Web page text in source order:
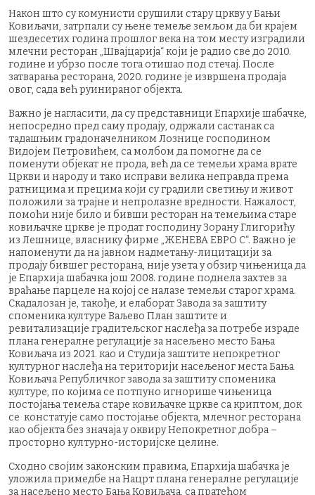
Након што су комунисти срушили стару цркву у Бањи
Ковиљачи, затрпали су њене темеље земљом да би крајем
шездесетих година прошлог века на том месту изградили
млечни ресторан „Швајцарија“ који је радио све до 2010.
године и убрзо после тога отишао под стечај. После
затварања ресторана, 2020. године је извршена продаја
овог, сада већ руинираног објекта.
‍Важно је нагласити, да су представници Епархије шабачке,
непосредно пред саму продају, одржали састанак са
тадашњим градоначелником Лознице господином
Видојем Петровићем, са молбом да помогне да се
поменути објекат не прода, већ да се темељи храма врате
Цркви и народу и тако исправи велика неправда према
ратницима и прецима који су градили светињу и живот
положили за трајне и непролазне вредности. Нажалост,
помоћи није било и бивши ресторан на темељима старе
ковиљачке цркве је продат господину Зорану Глигорићу
из Лешнице, власнику фирме „ЖЕНЕВА ЕВРО С“. Важно је
напоменути да на јавном надметању-лицитацији за
продају бившег ресторана, није узета у обзир чињеница да
је Епархија шабачка још 2008. године поднела захтев за
враћање парцеле на којој се налазе темељи старог храма.
Скадалозан је, такође, и елаборат Завода за заштиту
споменика културе Ваљево План заштите и
ревитализације градитељског наслеђа за потребе израде
плана генералне регулације за насељено место Бања
Ковиљача из 2021. као и Студија заштите непокретног
културног наслеђа на територији насељеног места Бања
Ковиљача Републичког завода за заштиту споменика
културе, по којима се потпуно игнорише чињеница
постојања темеља старе ковиљачке цркве са криптом, док
се констатује само постојање објекта, млечног ресторана
као објекта без значаја у оквиру Непокретног добра –
просторно културно-историјске целине.
‍Сходно својим законским правима, Епархија шабачка је
уложила примедбе на Нацрт плана генералне регулације
за насељено место Бања Ковиљача, са пратећом